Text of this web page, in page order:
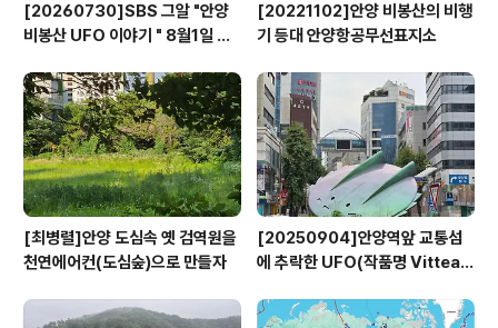
[20260730]SBS 그알 "안양
비봉산 UFO 이야기 " 8월1일 방
[20221102]안양 비봉산의 비행
기 등대 안양항공무선표지소
[최병렬]안양 도심속 옛 검역원을
천연에어컨(도심숲)으로 만들자
[20250904]안양역앞 교통섬
에 추락한 UFO(작품명 Vitteau